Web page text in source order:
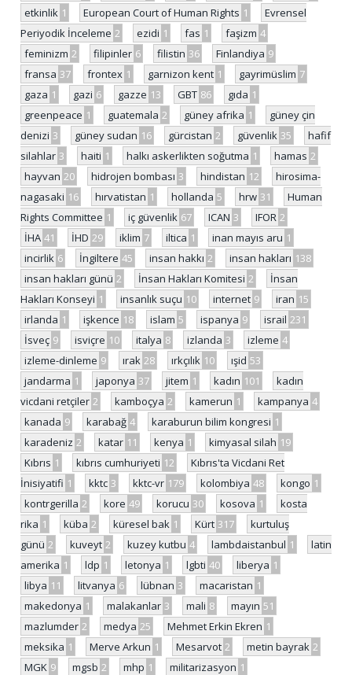
etkinlik 1 European Court of Human Rights 1
Evrensel
Periyodik İnceleme 2 ezidi 1 fas 1 faşizm 4
feminizm 2 filipinler 6 filistin 36 Finlandiya 9
fransa 37 frontex 1 garnizon kent 1 gayrimüslim 7
gaza 1 gazi 6 gazze 13 GBT 86 gıda 1
greenpeace 1 guatemala 2 güney afrika 1
güney çin
denizi 3 güney sudan 16 gürcistan 2 güvenlik 35
hafif
silahlar 3 haiti 1 halkı askerlikten soğutma 1 hamas 2
hayvan 20 hidrojen bombası 3 hindistan 12
hirosima-
nagasaki 16 hırvatistan 1 hollanda 5 hrw 31
Human
Rights Committee 1 iç güvenlik 67 ICAN 3 IFOR 2
İHA 41 İHD 29 iklim 7 iltica 1 inan mayıs aru 1
incirlik 6 İngiltere 45 insan hakkı 2 insan hakları 138
insan hakları günü 2 İnsan Hakları Komitesi 2
İnsan
Hakları Konseyi 1 insanlık suçu 10 internet 9 iran 15
irlanda 1 işkence 18 islam 5 ispanya 9 israil 231
İsveç 9 isviçre 10 italya 8 izlanda 3 izleme 4
izleme-dinleme 9 ırak 28 ırkçılık 10 ışid 53
jandarma 1 japonya 37 jitem 1 kadın 101
kadın
vicdani retçiler 2 kamboçya 2 kamerun 1 kampanya 4
kanada 9 karabağ 4 karaburun bilim kongresi 1
karadeniz 2 katar 11 kenya 1 kimyasal silah 19
Kıbrıs 1 kıbrıs cumhuriyeti 12
Kıbrıs'ta Vicdani Ret
İnisiyatifi 1 kktc 3 kktc-vr 179 kolombiya 48 kongo 1
kontrgerilla 2 kore 49 korucu 30 kosova 1
kosta
rika 1 küba 2 küresel bak 1 Kürt 317
kurtuluş
günü 2 kuveyt 2 kuzey kutbu 4 lambdaistanbul 1
latin
amerika 1 ldp 1 letonya 1 lgbti 40 liberya 1
libya 11 litvanya 6 lübnan 3 macaristan 1
makedonya 1 malakanlar 3 mali 8 mayın 51
mazlumder 2 medya 25 Mehmet Erkin Ekren 1
meksika 1 Merve Arkun 1 Mesarvot 2 metin bayrak 2
MGK 9 mgsb 2 mhp 1 militarizasyon 1